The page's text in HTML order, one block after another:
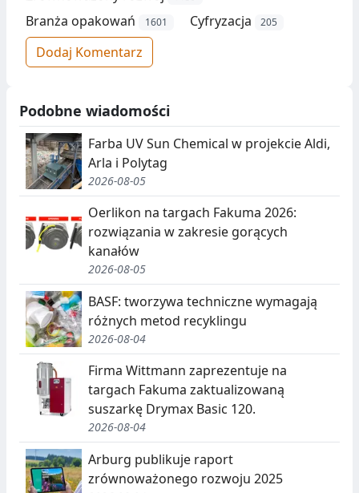
Branża opakowań 1601 Cyfryzacja 205
Dodaj Komentarz
Podobne wiadomości
Farba UV Sun Chemical w projekcie Aldi,
Arla i Polytag
2026-08-05
Oerlikon na targach Fakuma 2026:
rozwiązania w zakresie gorących
kanałów
2026-08-05
BASF: tworzywa techniczne wymagają
różnych metod recyklingu
2026-08-04
Firma Wittmann zaprezentuje na
targach Fakuma zaktualizowaną
suszarkę Drymax Basic 120.
2026-08-04
Arburg publikuje raport
zrównoważonego rozwoju 2025